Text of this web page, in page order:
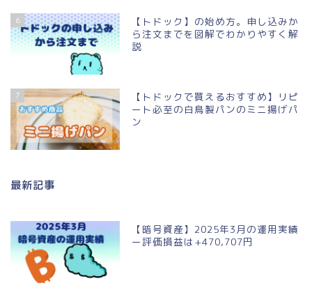
6
【トドック】の始め方。申し込みか
ら注文までを図解でわかりやすく解
説
7
【トドックで買えるおすすめ】リピ
ート必至の白鳥製パンのミニ揚げパ
ン
最新記事
【暗号資産】2025年3月の運用実績
ー評価損益は+470,707円